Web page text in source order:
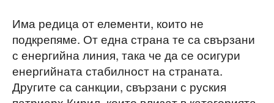
Има редица от елементи, които не
подкрепяме. От една страна те са свързани
с енергийна линия, така че да се осигури
енергийната стабилност на страната.
Другите са санкции, свързани с руския